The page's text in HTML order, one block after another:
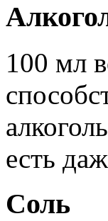
100 мл
есть
Соль